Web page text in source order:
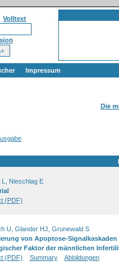
Volltext
Impressum
Die
L, Nieschlag E
(PDF)
U, Glander HJ, Grunewald S
von Apoptose-
Faktor der männlichen
(PDF)
Summary Abbildungen